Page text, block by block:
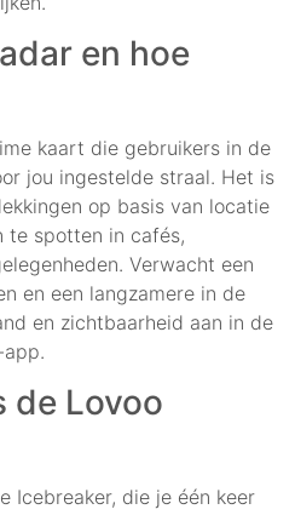
en hoe
kaart die gebruikers in de
jou ingestelde straal. Het is
op basis van locatie
te spotten in cafés,
Verwacht een
en een langzamere in de
en zichtbaarheid aan in de
de Lovoo
Icebreaker, die je één keer